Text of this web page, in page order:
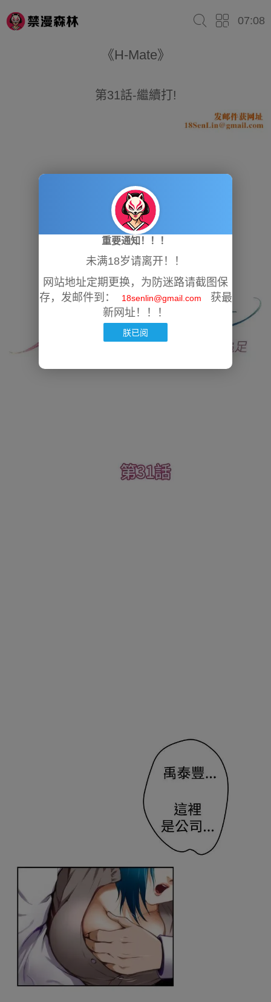
07:08
《H-Mate》
第31話-繼續打!
重要通知！！！
未满18岁请离开！！
网站地址定期更换，为防迷路请截图保
存，发邮件到：
18senlin@gmail.com
获最
新网址！！！
朕已阅